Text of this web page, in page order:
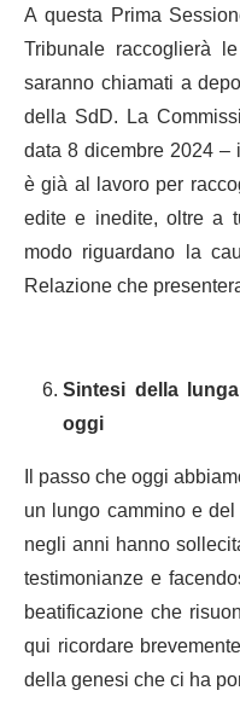
A questa Prima
Tribunale raccoglierà
saranno chiamati a
della SdD. La
data 8 dicembre 2024
è già al lavoro per
edite e inedite, oltre a
modo riguardano la
Relazione che
Sintesi della
oggi
Il passo che oggi
un lungo cammino e
negli anni hanno
testimonianze e
beatificazione che
qui ricordare
della genesi che ci ha